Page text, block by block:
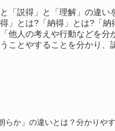
「説得」と「理解」の違い
」とは?「納得」とは?「納
他人の考えや行動などを分
ことやすることを分かり、
らか」の違いとは？分かりや